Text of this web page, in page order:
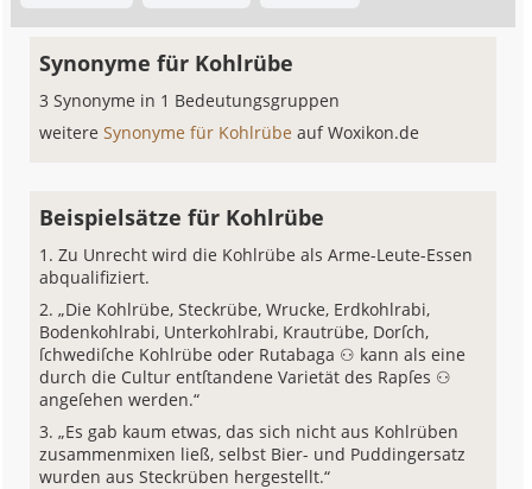
Synonyme für Kohlrübe
3 Synonyme in 1 Bedeutungsgruppen
weitereSynonyme für Kohlrübeauf Woxikon.de
Beispielsätze für Kohlrübe
Zu Unrecht wird die Kohlrübe als Arme-Leute-Essen
abqualifiziert.
„Die Kohlrübe, Steckrübe, Wrucke, Erdkohlrabi,
Bodenkohlrabi, Unterkohlrabi, Krautrübe, Dorſch,
ſchwediſche Kohlrübe oder Rutabaga ⚇ kann als eine
durch die Cultur entſtandene Varietät des Rapſes ⚇
angeſehen werden.“
„Es gab kaum etwas, das sich nicht aus Kohlrüben
zusammenmixen ließ, selbst Bier- und Puddingersatz
wurden aus Steckrüben hergestellt.“